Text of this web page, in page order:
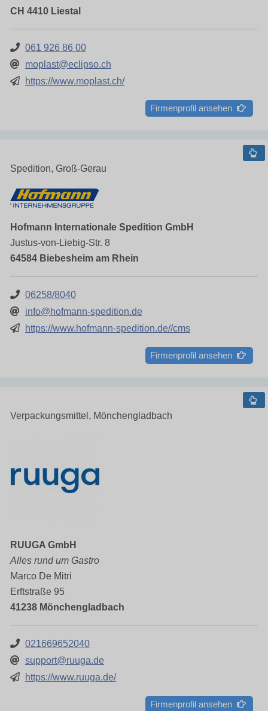
CH 4410 Liestal
061 926 86 00
moplast@eclipso.ch
https://www.moplast.ch/
Firmenprofil ansehen
Spedition, Groß-Gerau
Hofmann Internationale Spedition GmbH
Justus-von-Liebig-Str. 8
64584 Biebesheim am Rhein
06258/8040
info@hofmann-spedition.de
https://www.hofmann-spedition.de//cms
Firmenprofil ansehen
Verpackungsmittel, Mönchengladbach
RUUGA GmbH
Alles rund um Gastro
Marco De Mitri
Erftstraße 95
41238 Mönchengladbach
021669652040
support@ruuga.de
https://www.ruuga.de/
Firmenprofil ansehen